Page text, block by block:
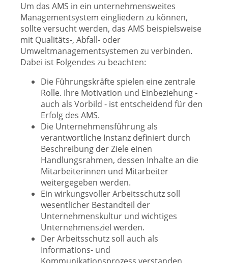
Um das AMS in ein unternehmensweites
Managementsystem eingliedern zu können,
sollte versucht werden, das AMS beispielsweise
mit Qualitäts-, Abfall- oder
Umweltmanagementsystemen zu verbinden.
Dabei ist Folgendes zu beachten:
Die Führungskräfte spielen eine zentrale
Rolle. Ihre Motivation und Einbeziehung -
auch als Vorbild - ist entscheidend für den
Erfolg des AMS.
Die Unternehmensführung als
verantwortliche Instanz definiert durch
Beschreibung der Ziele einen
Handlungsrahmen, dessen Inhalte an die
Mitarbeiterinnen und Mitarbeiter
weitergegeben werden.
Ein wirkungsvoller Arbeitsschutz soll
wesentlicher Bestandteil der
Unternehmenskultur und wichtiges
Unternehmensziel werden.
Der Arbeitsschutz soll auch als
Informations- und